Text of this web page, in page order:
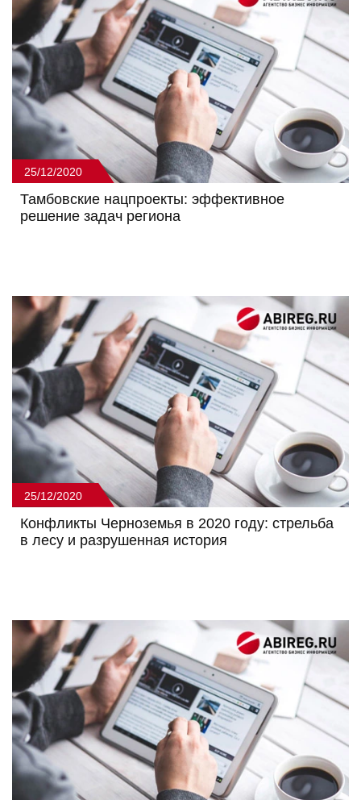
25/12/2020
Тамбовские нацпроекты: эффективное
решение задач региона
25/12/2020
Конфликты Черноземья в 2020 году: стрельба
в лесу и разрушенная история